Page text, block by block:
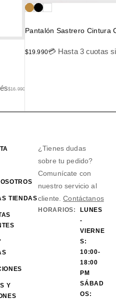
$16.990
Pantalón Sastrero Cintura
$19.990💳 Hasta 3 cuotas
TIENDAS
Y
¿Tienes dudas
sobre tu pedido?
Comunícate con
nuestro servicio al
cliente.Contáctanos
HORARIOS:
LUNES
-
VIERNE
S:
10:00-
18:00
PM
SÁBAD
OS: